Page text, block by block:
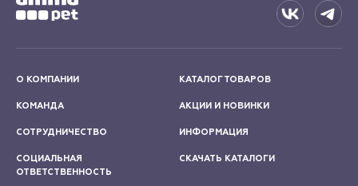
О КОМПАНИИ
КОМАНДА
СОТРУДНИЧЕСТВО
СОЦИАЛЬНАЯ
ОТВЕТСТВЕННОСТЬ
КАТАЛОГ ТОВАРОВ
АКЦИИ И НОВИНКИ
ИНФОРМАЦИЯ
СКАЧАТЬ КАТАЛОГИ